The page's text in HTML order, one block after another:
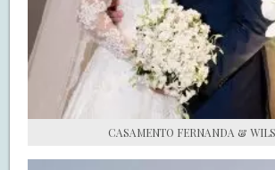
CASAMENTO FERNANDA &